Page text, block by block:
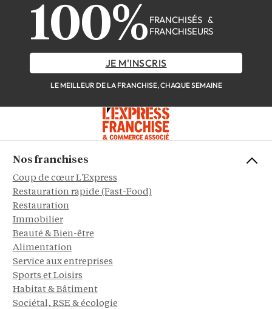
100% FRANCHISÉS &
FRANCHISEURS
JE M'INSCRIS
LE MEILLEUR DE LA FRANCHISE, CHAQUE SEMAINE
Nos franchises
Coup de cœur L'Express
Restauration rapide (Fast-Food)
Restauration
Immobilier
Beauté & Bien-être
Alimentation
Service aux entreprises
Sports et Loisirs
Habitat & Bâtiment
Sociétal, RSE & écologie